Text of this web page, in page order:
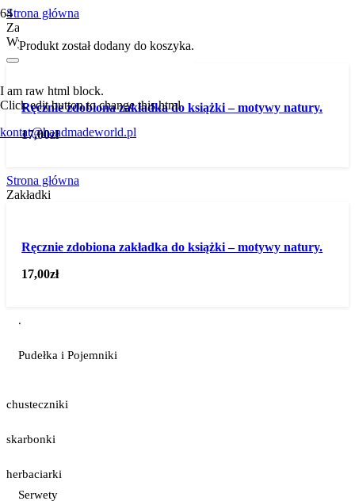
Produkt został dodany do koszyka.
I am raw html block.
Click edit button to change this html
kontat@handmadeworld.pl
Strona główna
Zakładki
Wybierz kategorię
Ręcznie zdobiona zakładka do książki – motywy natury.
17,00zł
Strona główna
Zakładki
Ręcznie zdobiona zakładka do książki – motywy natury.
17,00zł
.
Pudełka i Pojemniki
chusteczniki
skarbonki
herbaciarki
Serwety